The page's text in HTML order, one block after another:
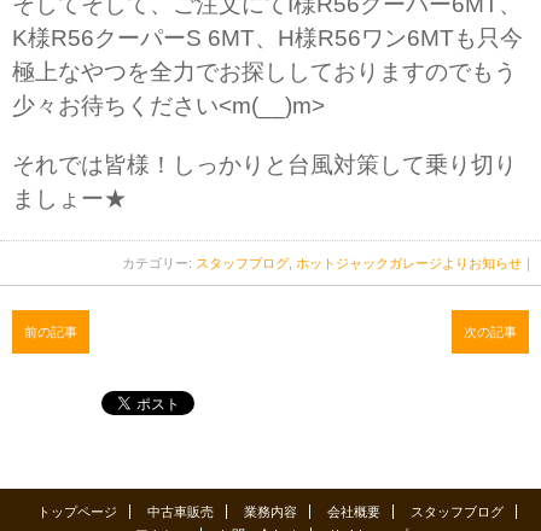
K様R56クーパーS 6MT、H様R56ワン6MTも只今
極上なやつを全力でお探ししておりますのでもう
少々お待ちください<m(__)m>
それでは皆様！しっかりと台風対策して乗り切り
ましょー★
カテゴリー: スタッフブログ ホットジャックガレージよりお知らせ ｜
前の記事 次の記事
トップページ 中古車販売 業務内容 会社概要
スタッフブログ